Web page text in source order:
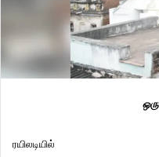
ஒரு
ரயிலடியில்